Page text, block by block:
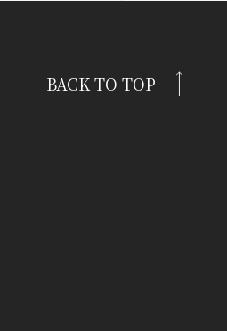
BACK TO TOP